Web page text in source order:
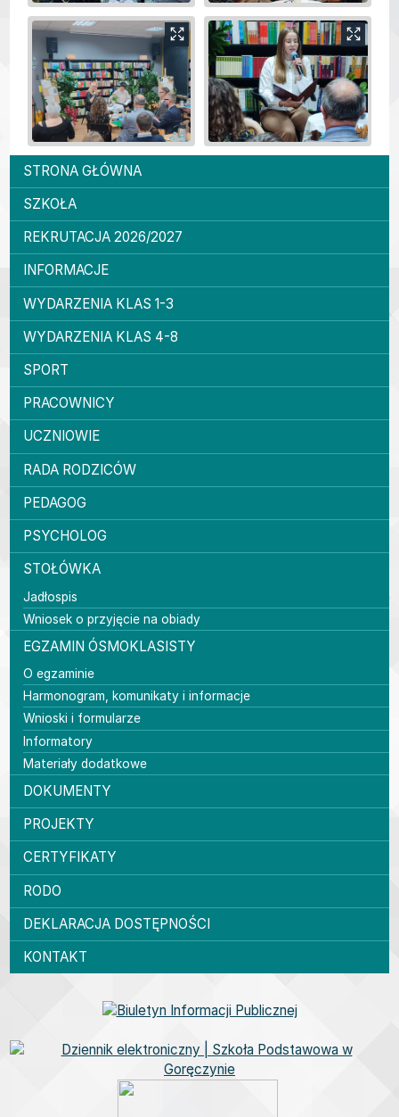
Menu główne
STRONA GŁÓWNA
SZKOŁA
REKRUTACJA 2026/2027
INFORMACJE
WYDARZENIA KLAS 1-3
WYDARZENIA KLAS 4-8
SPORT
PRACOWNICY
UCZNIOWIE
RADA RODZICÓW
PEDAGOG
PSYCHOLOG
STOŁÓWKA
Jadłospis
Wniosek o przyjęcie na obiady
EGZAMIN ÓSMOKLASISTY
O egzaminie
Harmonogram, komunikaty i informacje
Wnioski i formularze
Informatory
Materiały dodatkowe
DOKUMENTY
PROJEKTY
CERTYFIKATY
RODO
DEKLARACJA DOSTĘPNOŚCI
KONTAKT
Bannery boczne